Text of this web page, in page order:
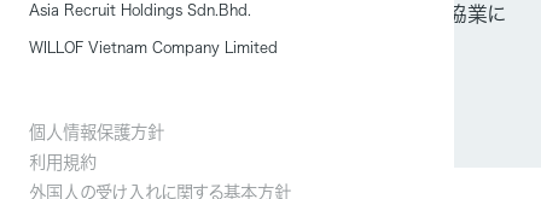
Asia Recruit Holdings Sdn.Bhd.
WILLOF Vietnam Company Limited
個人情報保護方針
利用規約
外国人の受け入れに関する基本方針
「日刊工業新聞」に、当社とポケトーク株式会社の協業に
関する記事が掲載されました